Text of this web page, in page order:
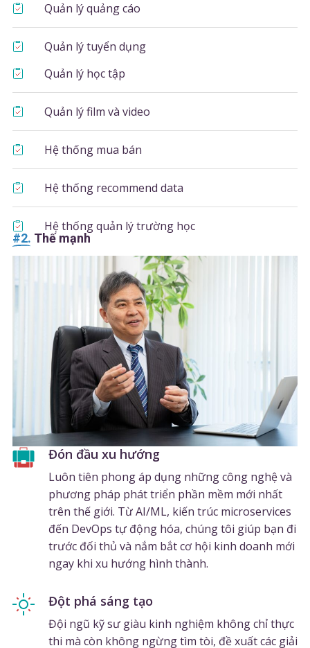
Quản lý quảng cáo
Quản lý tuyển dụng
Quản lý học tập
Quản lý film và video
Hệ thống mua bán
Hệ thống recommend data
Hệ thống quản lý trường học
#2. Thế mạnh
Đón đầu xu hướng
Luôn tiên phong áp dụng những công nghệ và
phương pháp phát triển phần mềm mới nhất
trên thế giới. Từ AI/ML, kiến trúc microservices
đến DevOps tự động hóa, chúng tôi giúp bạn đi
trước đối thủ và nắm bắt cơ hội kinh doanh mới
ngay khi xu hướng hình thành.
Đột phá sáng tạo
Đội ngũ kỹ sư giàu kinh nghiệm không chỉ thực
thi mà còn không ngừng tìm tòi, đề xuất các giải